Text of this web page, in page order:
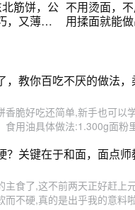
筋饼，公
，又薄又
不用烫面，
用揉面就能做
怎么做又软
试试
，教你百吃不厌的做法
香脆好吃还简单,新手也可以
食用油具体做法:1.300g面粉
？关键在于和面，面点
主食了,这不前两天正好赶上
而不硬,真的是出乎我的意料